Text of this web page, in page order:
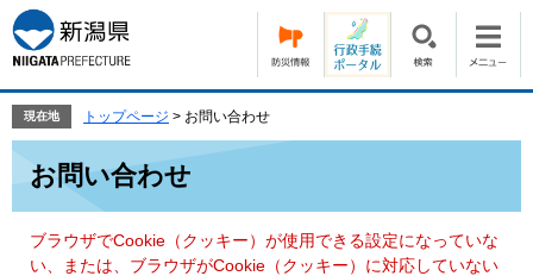
ー
ジ
の
頭
す。
ニ
ュ
ー
飛
て
現在地 トップページ > お問い合わせ
お問い合わせ
ブラウザでCookie（クッキー）が使用できる設定になっていな
い、または、ブラウザがCookie（クッキー）に対応していない